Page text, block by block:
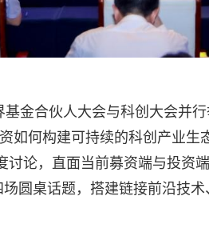
金合伙人大会与科创大会并
如何构建可持续的科创产业生
讨论，直面当前募资端与投资
圆桌话题，搭建链接前沿技